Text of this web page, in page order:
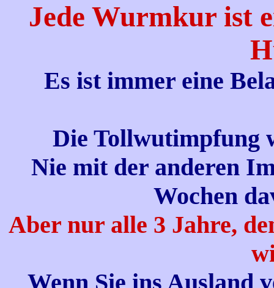
Jede Wurmkur ist
Es ist immer eine
Die Tollwutimpfung
Nie mit der anderen
Wochen
Aber nur alle 3 Jahre,
Wenn Sie ins Ausland